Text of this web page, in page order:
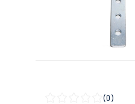
(0)